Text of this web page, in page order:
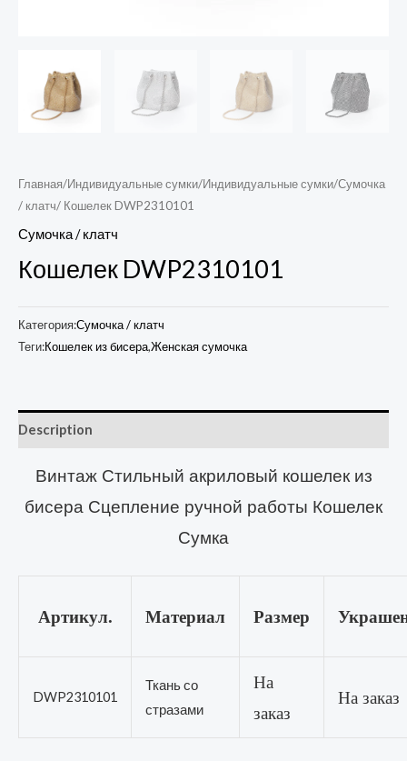
Главная/Индивидуальные сумки/Индивидуальные сумки/Сумочка
/ клатч/ Кошелек DWP2310101
Сумочка / клатч
Кошелек DWP2310101
Категория:Сумочка / клатч
Теги:Кошелек из бисера,Женская сумочка
Description
Винтаж Стильный акриловый кошелек из
бисера Сцепление ручной работы Кошелек
Сумка
Артикул. Материал Размер
DWP2310101
Ткань со
стразами
На
заказ
На заказ